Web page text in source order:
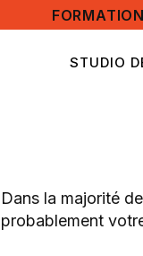
STUDIO
Dans la majorité
probablement